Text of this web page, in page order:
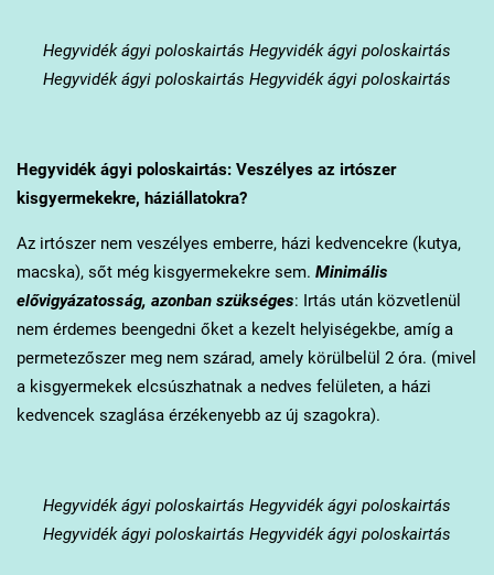
Hegyvidékágyi poloskairtás Hegyvidék ágyi poloskairtás
Hegyvidék ágyi poloskairtás Hegyvidék ágyi poloskairtás
Hegyvidékágyi poloskairtás: Veszélyes az irtószer
kisgyermekekre, háziállatokra?
Az irtószer nem veszélyes emberre, házi kedvencekre (kutya,
macska), sőt még kisgyermekekre sem. Minimális
elővigyázatosság, azonban szükséges: Irtás után közvetlenül
nem érdemes beengedni őket a kezelt helyiségekbe, amíg a
permetezőszer meg nem szárad, amely körülbelül 2 óra. (mivel
a kisgyermekek elcsúszhatnak a nedves felületen, a házi
kedvencek szaglása érzékenyebb az új szagokra).
Hegyvidékágyi poloskairtás Hegyvidék ágyi poloskairtás
Hegyvidék ágyi poloskairtás Hegyvidék ágyi poloskairtás